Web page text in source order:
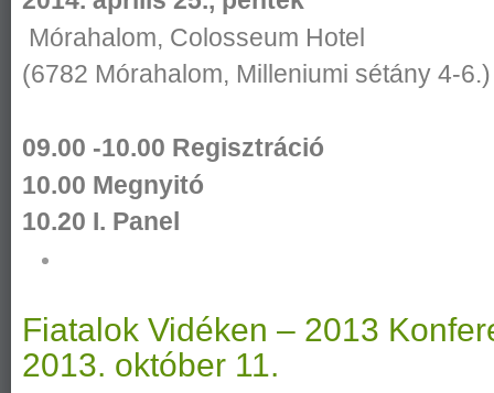
Mórahalom, Colosseum Hotel
(6782 Mórahalom, Milleniumi sétány 4-6.)
09.00 -10.00 Regisztráció
10.00 Megnyitó
10.20 I. Panel
Fiatalok Vidéken – 2013
2013. október 11.